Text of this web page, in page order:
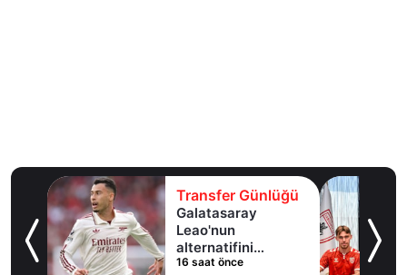
Transfer Günlüğü
Galatasaray
Leao'nun
alternatifini
Arsenal'de buldu
16 saat önce